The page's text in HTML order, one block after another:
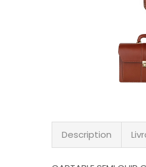
Description